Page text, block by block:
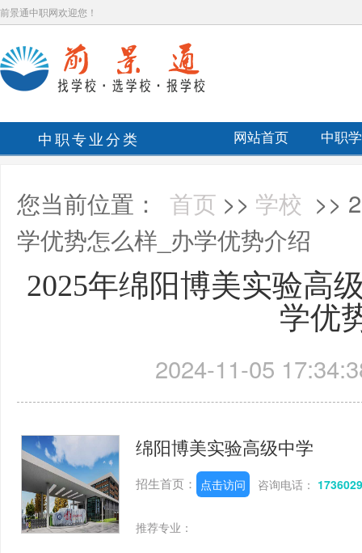
前景通中职网欢迎您！
中职专业分类 网站首页 中职
您当前位置： 首页 >> 学校 >>
学优势怎么样_办学优势介绍
2025年绵阳博美实验高
学优
2024-11-05
绵阳博美实验高级中学
招生首页： 点击访问 咨询电话：
推荐专业：